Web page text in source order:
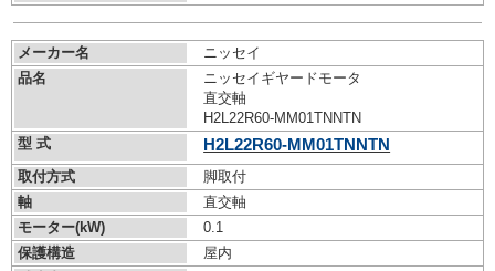
メーカー名
ニッセイ
品名
ニッセイギヤードモータ
直交軸
H2L22R60-MM01TNNTN
型 式
H2L22R60-MM01TNNTN
取付方式
脚取付
軸
直交軸
モーター(kW)
0.1
保護構造
屋内